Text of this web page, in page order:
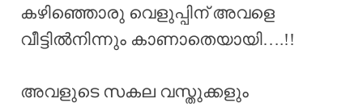
കഴിഞ്ഞൊരു വെളുപ്പിന് അവളെ
വീട്ടിൽനിന്നും കാണാതെയായി….!!
അവളുടെ സകല വസ്തുക്കളും